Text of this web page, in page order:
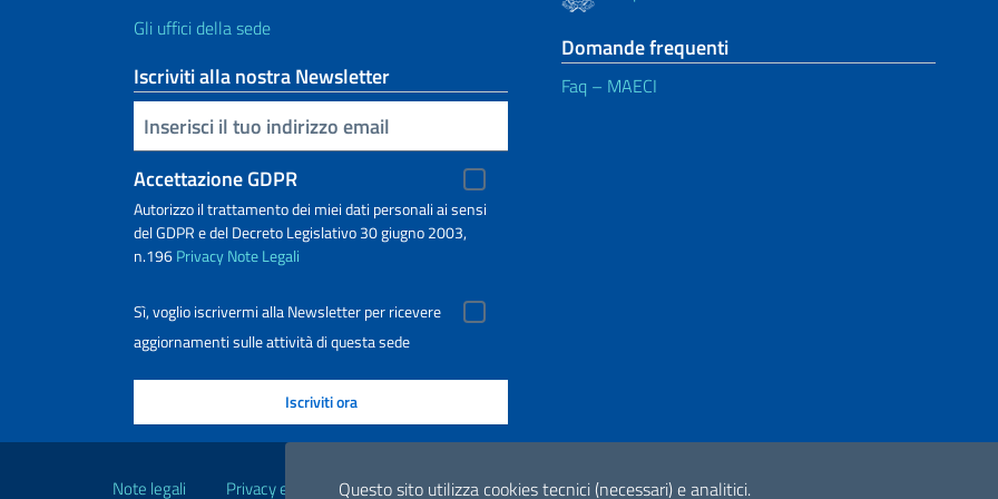
Questo sito utilizza cookies tecnici (necessari) e analitici.
Gli uffici della sede
Iscriviti alla nostra Newsletter
Inserisci la tua email
Accettazione GDPR
Autorizzo il trattamento dei miei dati personali ai sensi
del GDPR e del Decreto Legislativo 30 giugno 2003,
n.196PrivacyNote Legali
Sì, voglio iscrivermi alla Newsletter per ricevere
aggiornamenti sulle attività di questa sede
Domande frequenti
Faq – MAECI
Note legali Privacy e cookie policy Dichiarazione di accessibilità 2026 Copyright